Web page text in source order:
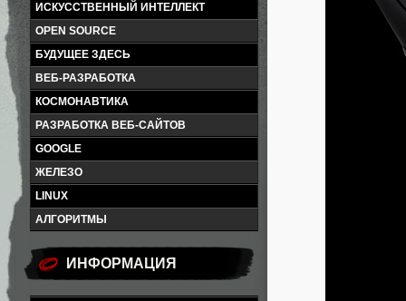
ИСКУССТВЕННЫЙ ИНТЕЛЛЕКТ
OPEN SOURCE
БУДУЩЕЕ ЗДЕСЬ
ВЕБ-РАЗРАБОТКА
КОСМОНАВТИКА
РАЗРАБОТКА ВЕБ-САЙТОВ
GOOGLE
ЖЕЛЕЗО
LINUX
АЛГОРИТМЫ
ИНФОРМАЦИЯ